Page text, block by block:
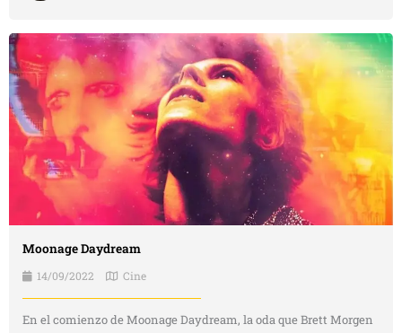
Moonage Daydream
14/09/2022 Cine
En el comienzo de Moonage Daydream, la oda que Brett Morgen